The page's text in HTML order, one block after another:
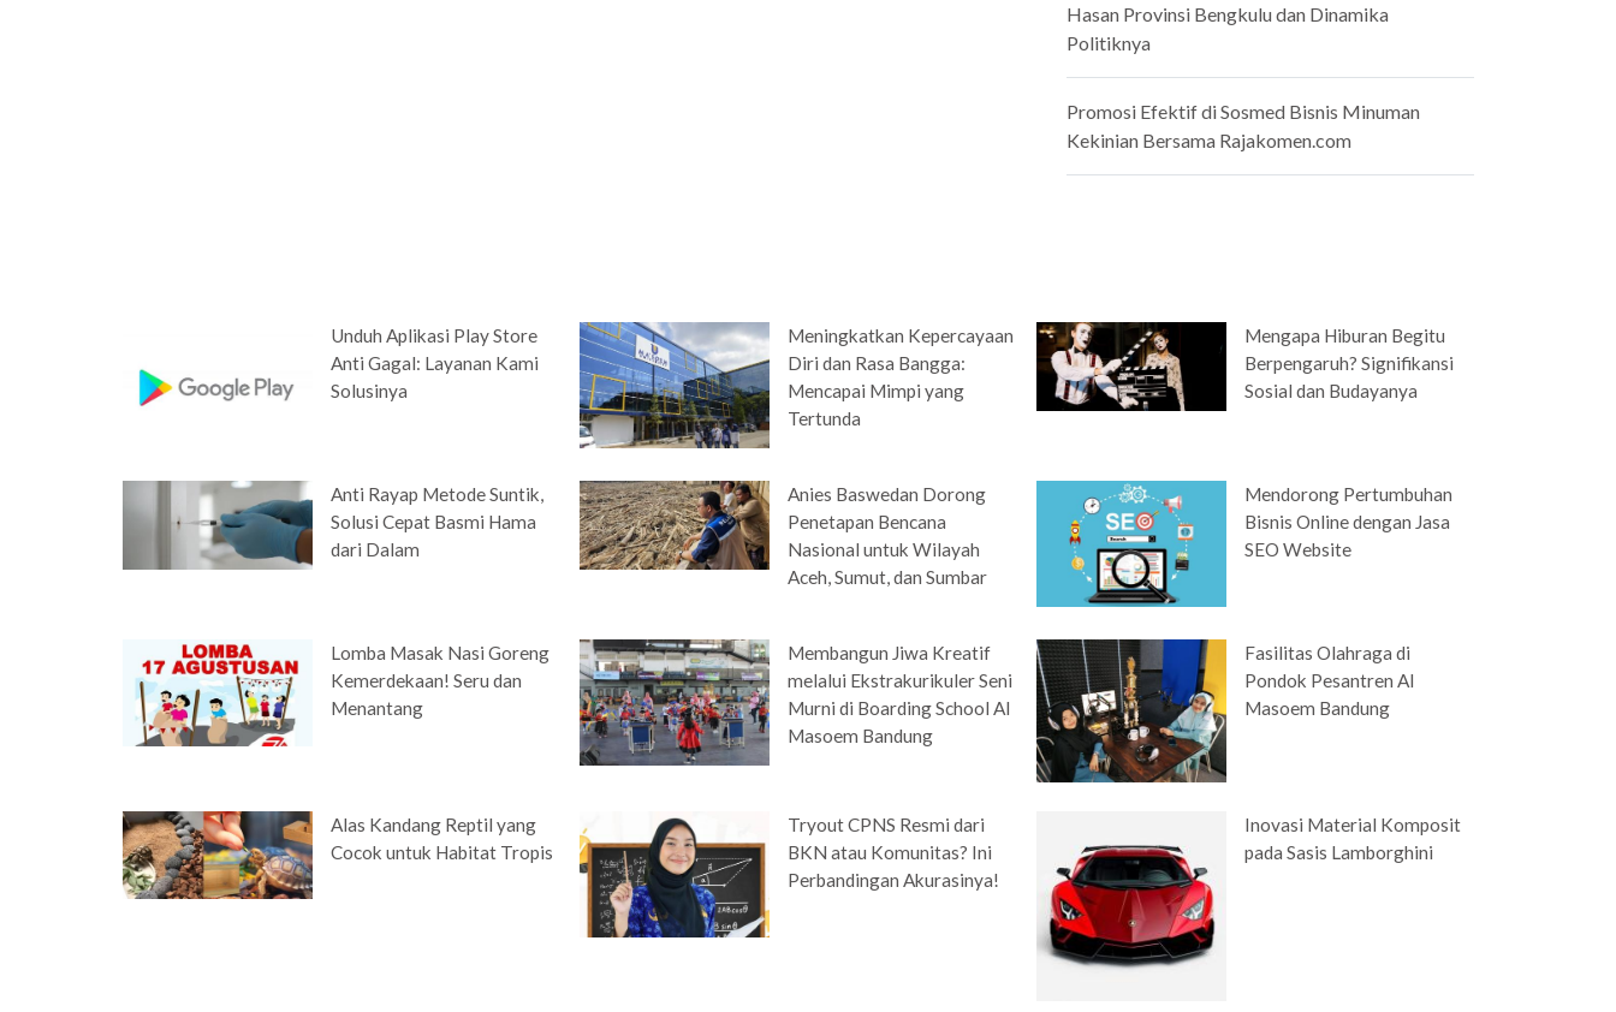
Hasan Provinsi Bengkulu dan Dinamika
Politiknya
Promosi Efektif di Sosmed Bisnis Minuman
Kekinian Bersama Rajakomen.com
Unduh Aplikasi Play Store
Anti Gagal: Layanan Kami
Solusinya
Meningkatkan Kepercayaan
Diri dan Rasa Bangga:
Mencapai Mimpi yang
Tertunda
Mengapa Hiburan Begitu
Berpengaruh? Signifikansi
Sosial dan Budayanya
Anti Rayap Metode Suntik,
Solusi Cepat Basmi Hama
dari Dalam
Anies Baswedan Dorong
Penetapan Bencana
Nasional untuk Wilayah
Aceh, Sumut, dan Sumbar
Mendorong Pertumbuhan
Bisnis Online dengan Jasa
SEO Website
Lomba Masak Nasi Goreng
Kemerdekaan! Seru dan
Menantang
Membangun Jiwa Kreatif
melalui Ekstrakurikuler Seni
Murni di Boarding School Al
Masoem Bandung
Fasilitas Olahraga di
Pondok Pesantren Al
Masoem Bandung
Alas Kandang Reptil yang
Cocok untuk Habitat Tropis
Tryout CPNS Resmi dari
BKN atau Komunitas? Ini
Perbandingan Akurasinya!
Inovasi Material Komposit
pada Sasis Lamborghini